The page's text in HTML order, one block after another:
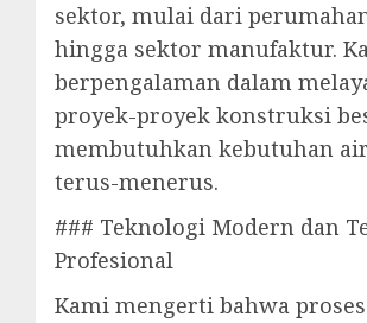
sektor, mulai dari
hingga sektor manufaktur.
berpengalaman dalam
proyek-proyek konstruksi
membutuhkan kebutuhan
terus-menerus.
### Teknologi Modern dan
Profesional
Kami mengerti bahwa proses